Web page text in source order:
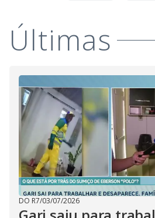
Últimas
DO R7/03/07/2026